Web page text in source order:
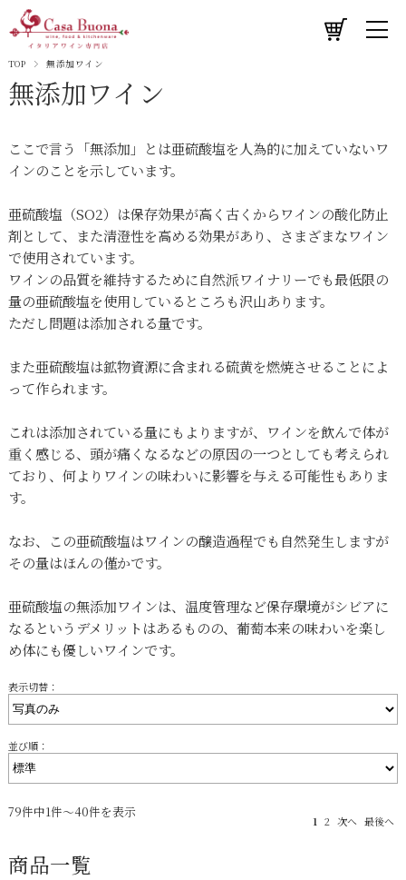
TOP 無添加ワイン
無添加ワイン
ここで言う「無添加」とは亜硫酸塩を人為的に加えていないワ
インのことを示しています。
亜硫酸塩（SO2）は保存効果が高く古くからワインの酸化防止
剤として、また清澄性を高める効果があり、さまざまなワイン
で使用されています。
ワインの品質を維持するために自然派ワイナリーでも最低限の
量の亜硫酸塩を使用しているところも沢山あります。
ただし問題は添加される量です。
また亜硫酸塩は鉱物資源に含まれる硫黄を燃焼させることによ
って作られます。
これは添加されている量にもよりますが、ワインを飲んで体が
重く感じる、頭が痛くなるなどの原因の一つとしても考えられ
ており、何よりワインの味わいに影響を与える可能性もありま
す。
なお、この亜硫酸塩はワインの醸造過程でも自然発生しますが
その量はほんの僅かです。
亜硫酸塩の無添加ワインは、温度管理など保存環境がシビアに
なるというデメリットはあるものの、葡萄本来の味わいを楽し
め体にも優しいワインです。
表示切替：
並び順：
79件中1件～40件を表示
1 2 次へ 最後へ
商品一覧